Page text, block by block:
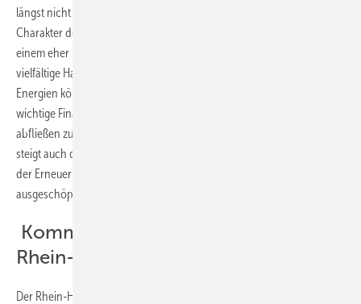
längst nicht so erfolgreich verlaufen“, sagt Anja Folz. Der dezentrale
Charakter der Erneuerbaren eröffne den Kommunen, insbesondere in
einem eher ländlich geprägten Bundesland wie Rheinland-Pfalz,
vielfältige Handlungsfelder: Durch den Ausbau von nachhaltigen
Energien können die Kommunen neue Einnahmen erschließen und
wichtige Finanzmittel in der Region halten statt für Energieimporte
abfließen zu lassen. Arbeitsplätze werden geschaffen und dadurch
steigt auch die Kaufkraft in der Region. „Das Wertschöpfungspotenzial
der Erneuerbaren ist für Kommunen noch bei weitem nicht
ausgeschöpft ist“, so Folz.
Kommunen mit Vorbildcharakter im
Rhein-Hunsrück-Kreis
Der Rhein-Hunsrück-Kreis hatte schon 2011 im Kreistag ein